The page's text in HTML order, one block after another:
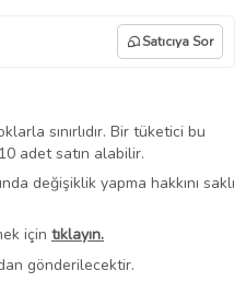
Satıcıya Sor
sınırlıdır. Bir tüketici bu
adet satın alabilir.
değişiklik yapma hakkını saklı
için tıklayın.
gönderilecektir.